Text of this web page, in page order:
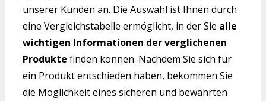
unserer Kunden an. Die Auswahl ist Ihnen durch
eine Vergleichstabelle ermöglicht, in der Sie alle
wichtigen Informationen der verglichenen
Produkte finden können. Nachdem Sie sich für
ein Produkt entschieden haben, bekommen Sie
die Möglichkeit eines sicheren und bewährten